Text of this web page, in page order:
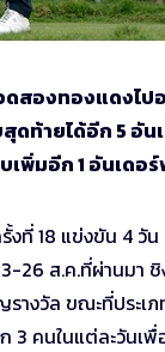
ดสองทองแดงไ
ท้ายได้อีก 5 อัน
พิ่มอีก 1 อันเดอร์
งที่ 18 แข่งขัน 4
26 ส.ค.ที่ผ่านม
างวัล ขณะที่ประเ
3 คนในแต่ละวันเพื่